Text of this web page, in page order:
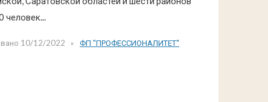
человек...
10/12/2022
ФП "ПРОФЕССИОНАЛИТЕТ"